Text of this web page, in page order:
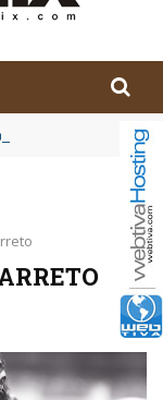
o Brasil no